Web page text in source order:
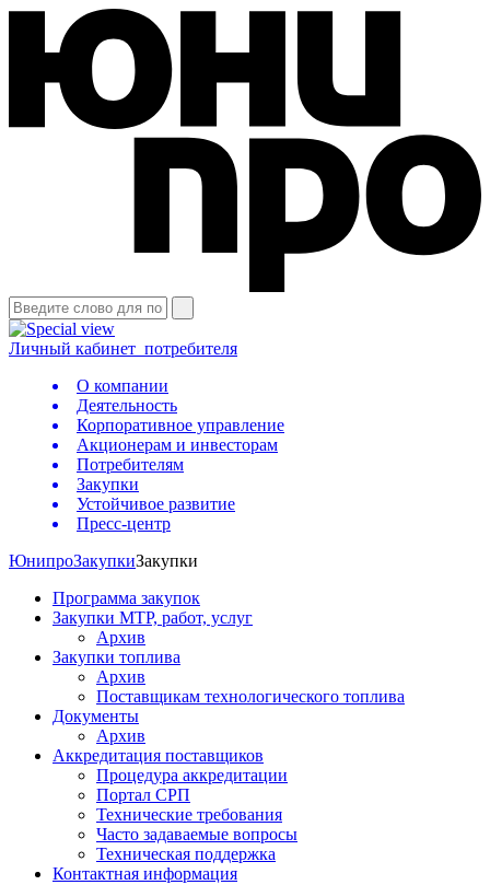
Личный кабинет потребителя
О компании
Деятельность
Корпоративное управление
Акционерам и инвесторам
Потребителям
Закупки
Устойчивое развитие
Пресс-центр
ЮнипроЗакупкиЗакупки
Программа закупок
Закупки МТР, работ, услуг
Архив
Закупки топлива
Архив
Поставщикам технологического топлива
Документы
Архив
Аккредитация поставщиков
Процедура аккредитации
Портал СРП
Технические требования
Часто задаваемые вопросы
Техническая поддержка
Контактная информация